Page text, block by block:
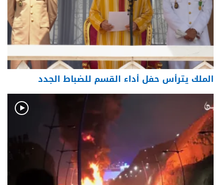
الملك يترأس حفل أداء القسم للضباط الجدد